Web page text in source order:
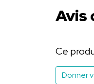
Avis
Ce
Donner